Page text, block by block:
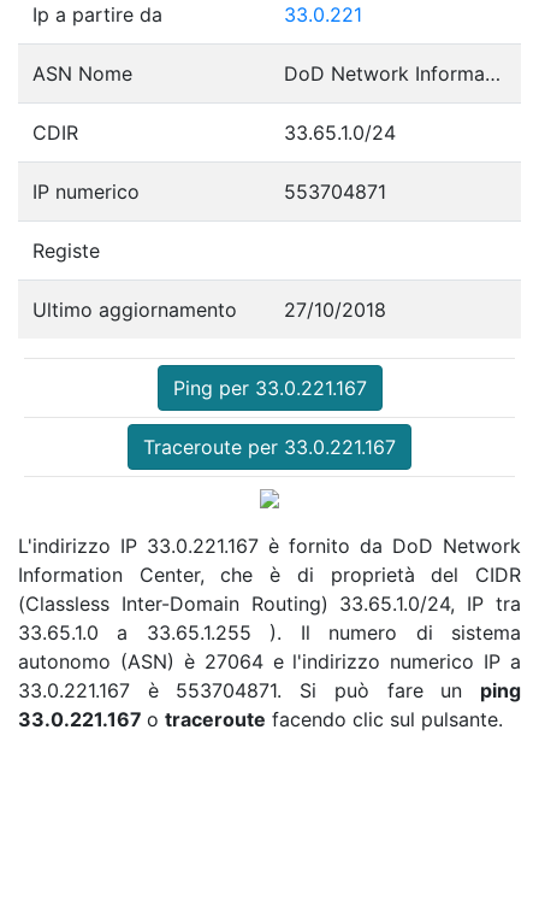
Ip a partire da 33.0.221
ASN Nome DoD Network Information Center
CDIR 33.65.1.0/24
IP numerico 553704871
Registe
Ultimo aggiornamento 27/10/2018
Ping per 33.0.221.167
Traceroute per 33.0.221.167
L'indirizzo IP 33.0.221.167 è fornito da DoD Network
Information Center, che è di proprietà del CIDR
(Classless Inter-Domain Routing) 33.65.1.0/24, IP tra
33.65.1.0 a 33.65.1.255 ). Il numero di sistema
autonomo (ASN) è 27064 e l'indirizzo numerico IP a
33.0.221.167 è 553704871. Si può fare un ping
33.0.221.167 o traceroute facendo clic sul pulsante.